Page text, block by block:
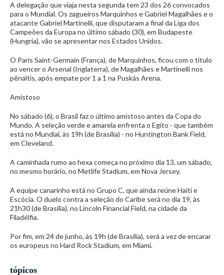
A delegação que viaja nesta segunda tem 23 dos 26 convocados
para o Mundial. Os zagueiros Marquinhos e Gabriel Magalhães e o
atacante Gabriel Martinelli, que disputaram a final da Liga dos
Campeões da Europa no último sábado (30), em Budapeste
(Hungria), vão se apresentar nos Estados Unidos.
O Paris Saint-Germain (França), de Marquinhos, ficou com o título
ao vencer o Arsenal (Inglaterra), de Magalhães e Martinelli nos
pênaltis, após empate por 1 a 1 na Puskás Arena.
Amistoso
No sábado (6), o Brasil faz o último amistoso antes da Copa do
Mundo. A seleção verde e amarela enfrenta o Egito - que também
está no Mundial, às 19h (de Brasília) - no Huntington Bank Field,
em Cleveland.
A caminhada rumo ao hexa começa no próximo dia 13, um sábado,
no mesmo horário, no Metlife Stadium, em Nova Jersey.
A equipe canarinho está no Grupo C, que ainda reúne Haiti e
Escócia. O duelo contra a seleção do Caribe será no dia 19, às
21h30 (de Brasília), no Lincoln Financial Field, na cidade da
Filadélfia.
Por fim, em 24 de junho, às 19h (de Brasília), será a vez de encarar
os europeus no Hard Rock Stadium, em Miami.
tópicos